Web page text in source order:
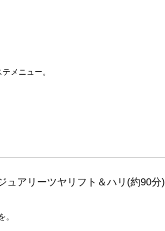
メニュー。
ュアリーツヤリフト＆ハリ(約90分)
。